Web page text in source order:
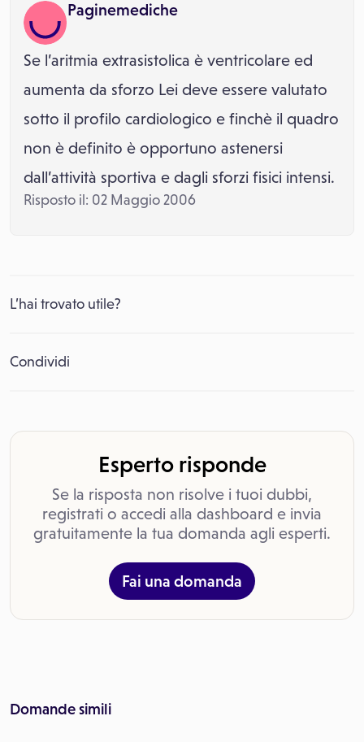
Paginemediche
Se l’aritmia extrasistolica è ventricolare ed
aumenta da sforzo Lei deve essere valutato
sotto il profilo cardiologico e finchè il quadro
non è definito è opportuno astenersi
dall’attività sportiva e dagli sforzi fisici intensi.
Risposto il: 02 Maggio 2006
L’hai trovato utile?
Condividi
Esperto risponde
Se la risposta non risolve i tuoi dubbi,
registrati o accedi alla dashboard e invia
gratuitamente la tua domanda agli esperti.
Fai una domanda
Domande simili